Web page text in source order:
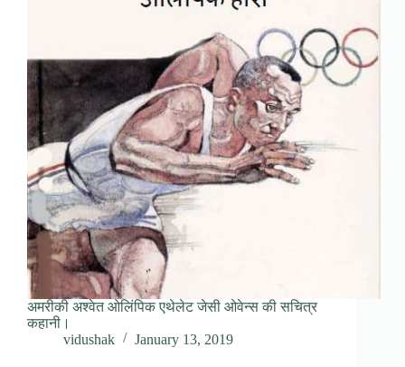
अमरीकी अश्वेत ओलिंपिक एथेलेट जेसी ओवेन्स की सचित्र
कहानी।
vidushak
January 13, 2019